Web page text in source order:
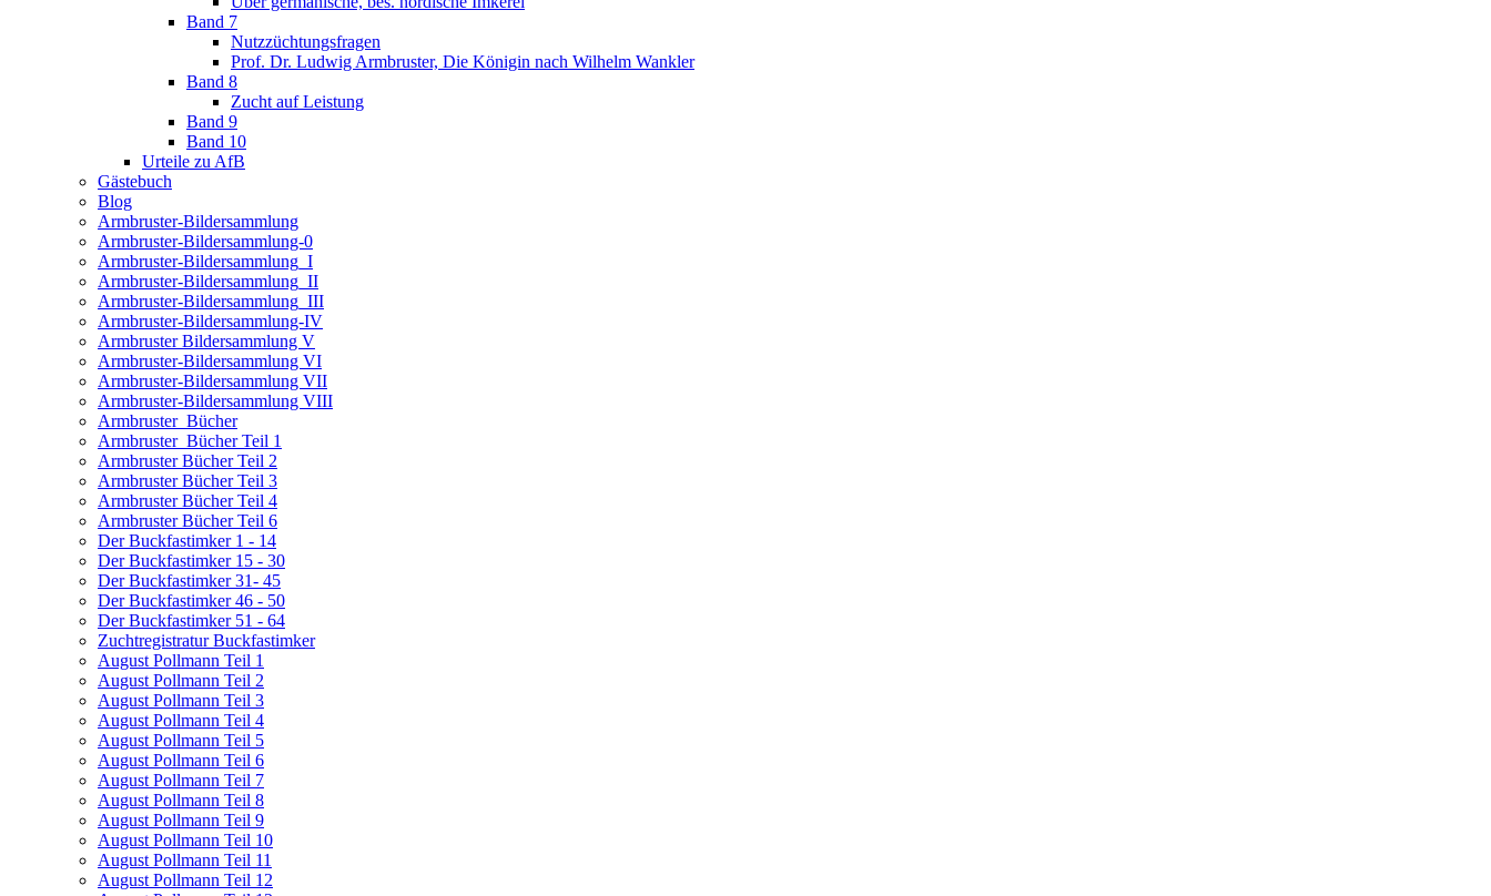
Band 7
Nutzzüchtungsfragen
Prof. Dr. Ludwig Armbruster, Die Königin nach Wilhelm Wankler
Band 8
Zucht auf Leistung
Band 9
Band 10
Urteile zu AfB
Gästebuch
Blog
Armbruster-Bildersammlung
Armbruster-Bildersammlung-0
Armbruster-Bildersammlung_I
Armbruster-Bildersammlung_II
Armbruster-Bildersammlung_III
Armbruster-Bildersammlung-IV
Armbruster Bildersammlung V
Armbruster-Bildersammlung VI
Armbruster-Bildersammlung VII
Armbruster-Bildersammlung VIII
Armbruster_Bücher
Armbruster_Bücher Teil 1
Armbruster Bücher Teil 2
Armbruster Bücher Teil 3
Armbruster Bücher Teil 4
Armbruster Bücher Teil 6
Der Buckfastimker 1 - 14
Der Buckfastimker 15 - 30
Der Buckfastimker 31- 45
Der Buckfastimker 46 - 50
Der Buckfastimker 51 - 64
Zuchtregistratur Buckfastimker
August Pollmann Teil 1
August Pollmann Teil 2
August Pollmann Teil 3
August Pollmann Teil 4
August Pollmann Teil 5
August Pollmann Teil 6
August Pollmann Teil 7
August Pollmann Teil 8
August Pollmann Teil 9
August Pollmann Teil 10
August Pollmann Teil 11
August Pollmann Teil 12